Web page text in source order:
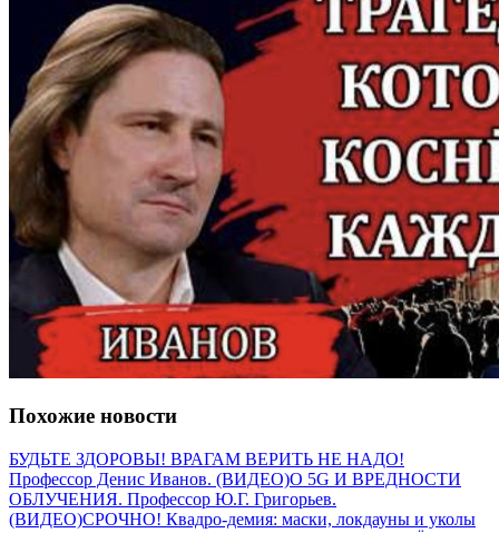
Похожие новости
БУДЬТЕ ЗДОРОВЫ! ВРАГАМ ВЕРИТЬ НЕ НАДО!
Профессор Денис Иванов. (ВИДЕО)О 5G И ВРЕДНОСТИ
ОБЛУЧЕНИЯ. Профессор Ю.Г. Григорьев.
(ВИДЕО)СРОЧНО! Квадро-демия: маски, локдауны и уколы